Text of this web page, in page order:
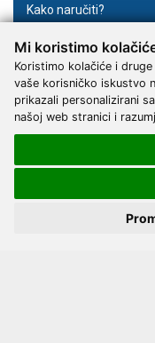
Mi koristimo
Koristimo kolačiće i
vaše korisničko iskustvo
prikazali personalizirani
našoj web stranici i
Kako naručiti?
Privatnost podataka
Postavke kolačića
Pratite nas
Facebook
Youtube